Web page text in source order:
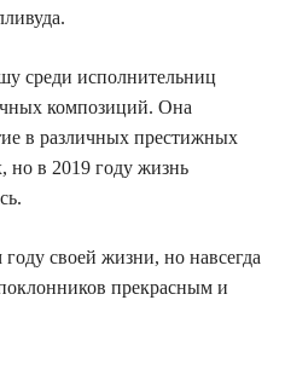
среди исполнительниц
композиций. Она
в различных престижных
но в 2019 году жизнь
своей жизни, но навсегда
прекрасным и